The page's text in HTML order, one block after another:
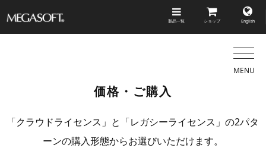
メガソ
製品一覧 ショップ English
MENU
価格・ご購入
「クラウドライセンス」と「レガシーライセンス」の2パタ
ーンの購入形態からお選びいただけます。